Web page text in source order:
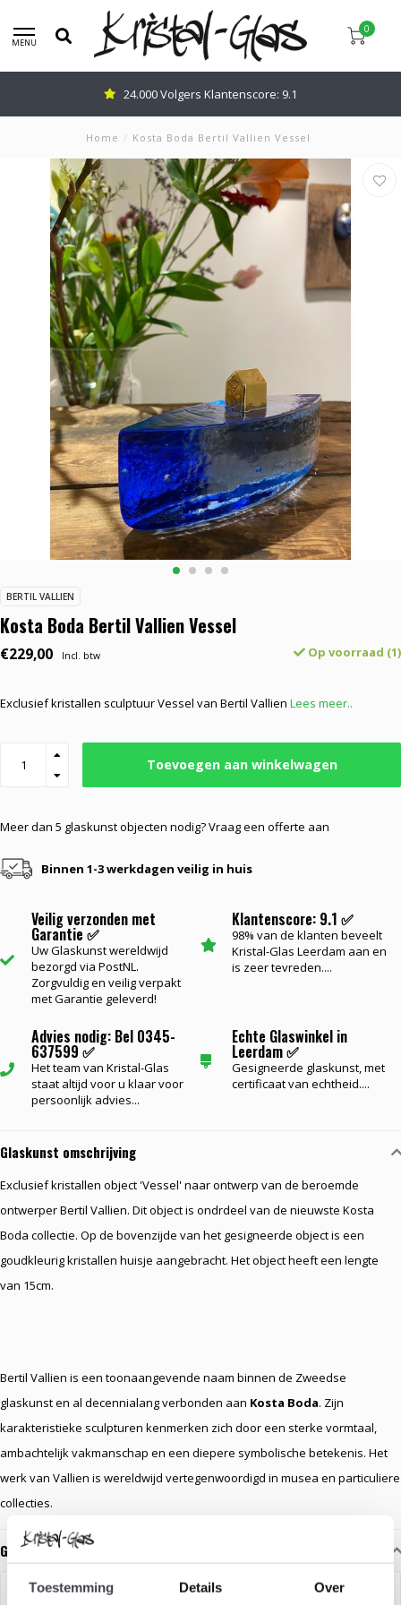
Toestemming Details Over
MENU
0
24.000 Volgers Klantenscore: 9.1
Home / Kosta Boda Bertil Vallien Vessel
BERTIL VALLIEN
Kosta Boda Bertil Vallien Vessel
€229,00 Incl. btw Op voorraad (1)
Exclusief kristallen sculptuur Vessel van Bertil Vallien Lees meer..
Toevoegen aan winkelwagen
Meer dan 5 glaskunst objecten nodig? Vraag een offerte aan
Binnen 1-3 werkdagen veilig in huis
Veilig verzonden met
Garantie ✅
Uw Glaskunst wereldwijd
bezorgd via PostNL.
Zorgvuldig en veilig verpakt
met Garantie geleverd!
Klantenscore: 9.1 ✅
98% van de klanten beveelt
Kristal-Glas Leerdam aan en
is zeer tevreden....
Advies nodig: Bel 0345-
637599 ✅
Het team van Kristal-Glas
staat altijd voor u klaar voor
persoonlijk advies...
Echte Glaswinkel in
Leerdam ✅
Gesigneerde glaskunst, met
certificaat van echtheid....
Glaskunst omschrijving
Exclusief kristallen object 'Vessel' naar ontwerp van de beroemde
ontwerper Bertil Vallien. Dit object is ondrdeel van de nieuwste Kosta
Boda collectie. Op de bovenzijde van het gesigneerde object is een
goudkleurig kristallen huisje aangebracht. Het object heeft een lengte
van 15cm.
Bertil Vallien is een toonaangevende naam binnen de Zweedse
glaskunst en al decennialang verbonden aan Kosta Boda. Zijn
karakteristieke sculpturen kenmerken zich door een sterke vormtaal,
ambachtelijk vakmanschap en een diepere symbolische betekenis. Het
werk van Vallien is wereldwijd vertegenwoordigd in musea en particuliere
collecties.
Gerelateerde glaskunst